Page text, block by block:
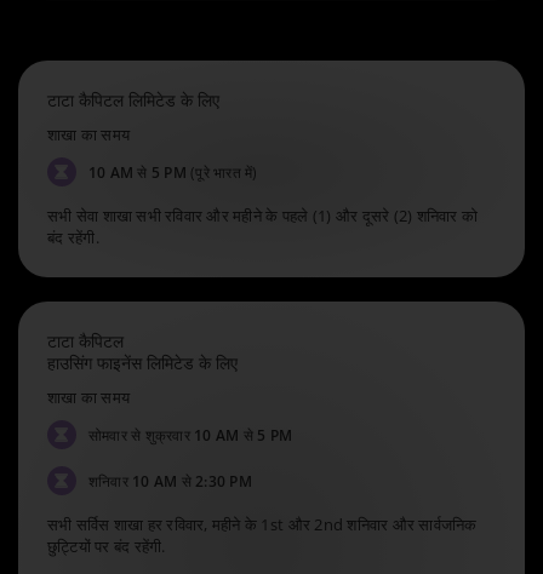
टाटा कैपिटल लिमिटेड के लिए
शाखा का समय
10 AM से 5 PM (पूरे भारत में)
सभी सेवा शाखा सभी रविवार और महीने के पहले (1) और दूसरे (2) शनिवार को
बंद रहेंगी.
टाटा कैपिटल
हाउसिंग फाइनेंस लिमिटेड के लिए
शाखा का समय
सोमवार से शुक्रवार 10 AM से 5 PM
शनिवार 10 AM से 2:30 PM
सभी सर्विस शाखा हर रविवार, महीने के 1st और 2nd शनिवार और सार्वजनिक
छुट्टियों पर बंद रहेंगी.